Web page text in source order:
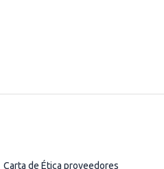
Carta de Ética proveedores